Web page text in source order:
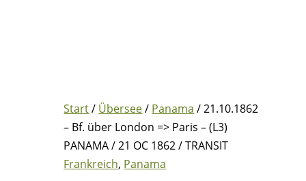
Start/ Übersee/ Panama / 21.10.1862
– Bf. über London => Paris – (L3)
PANAMA / 21 OC 1862 / TRANSIT
Frankreich, Panama